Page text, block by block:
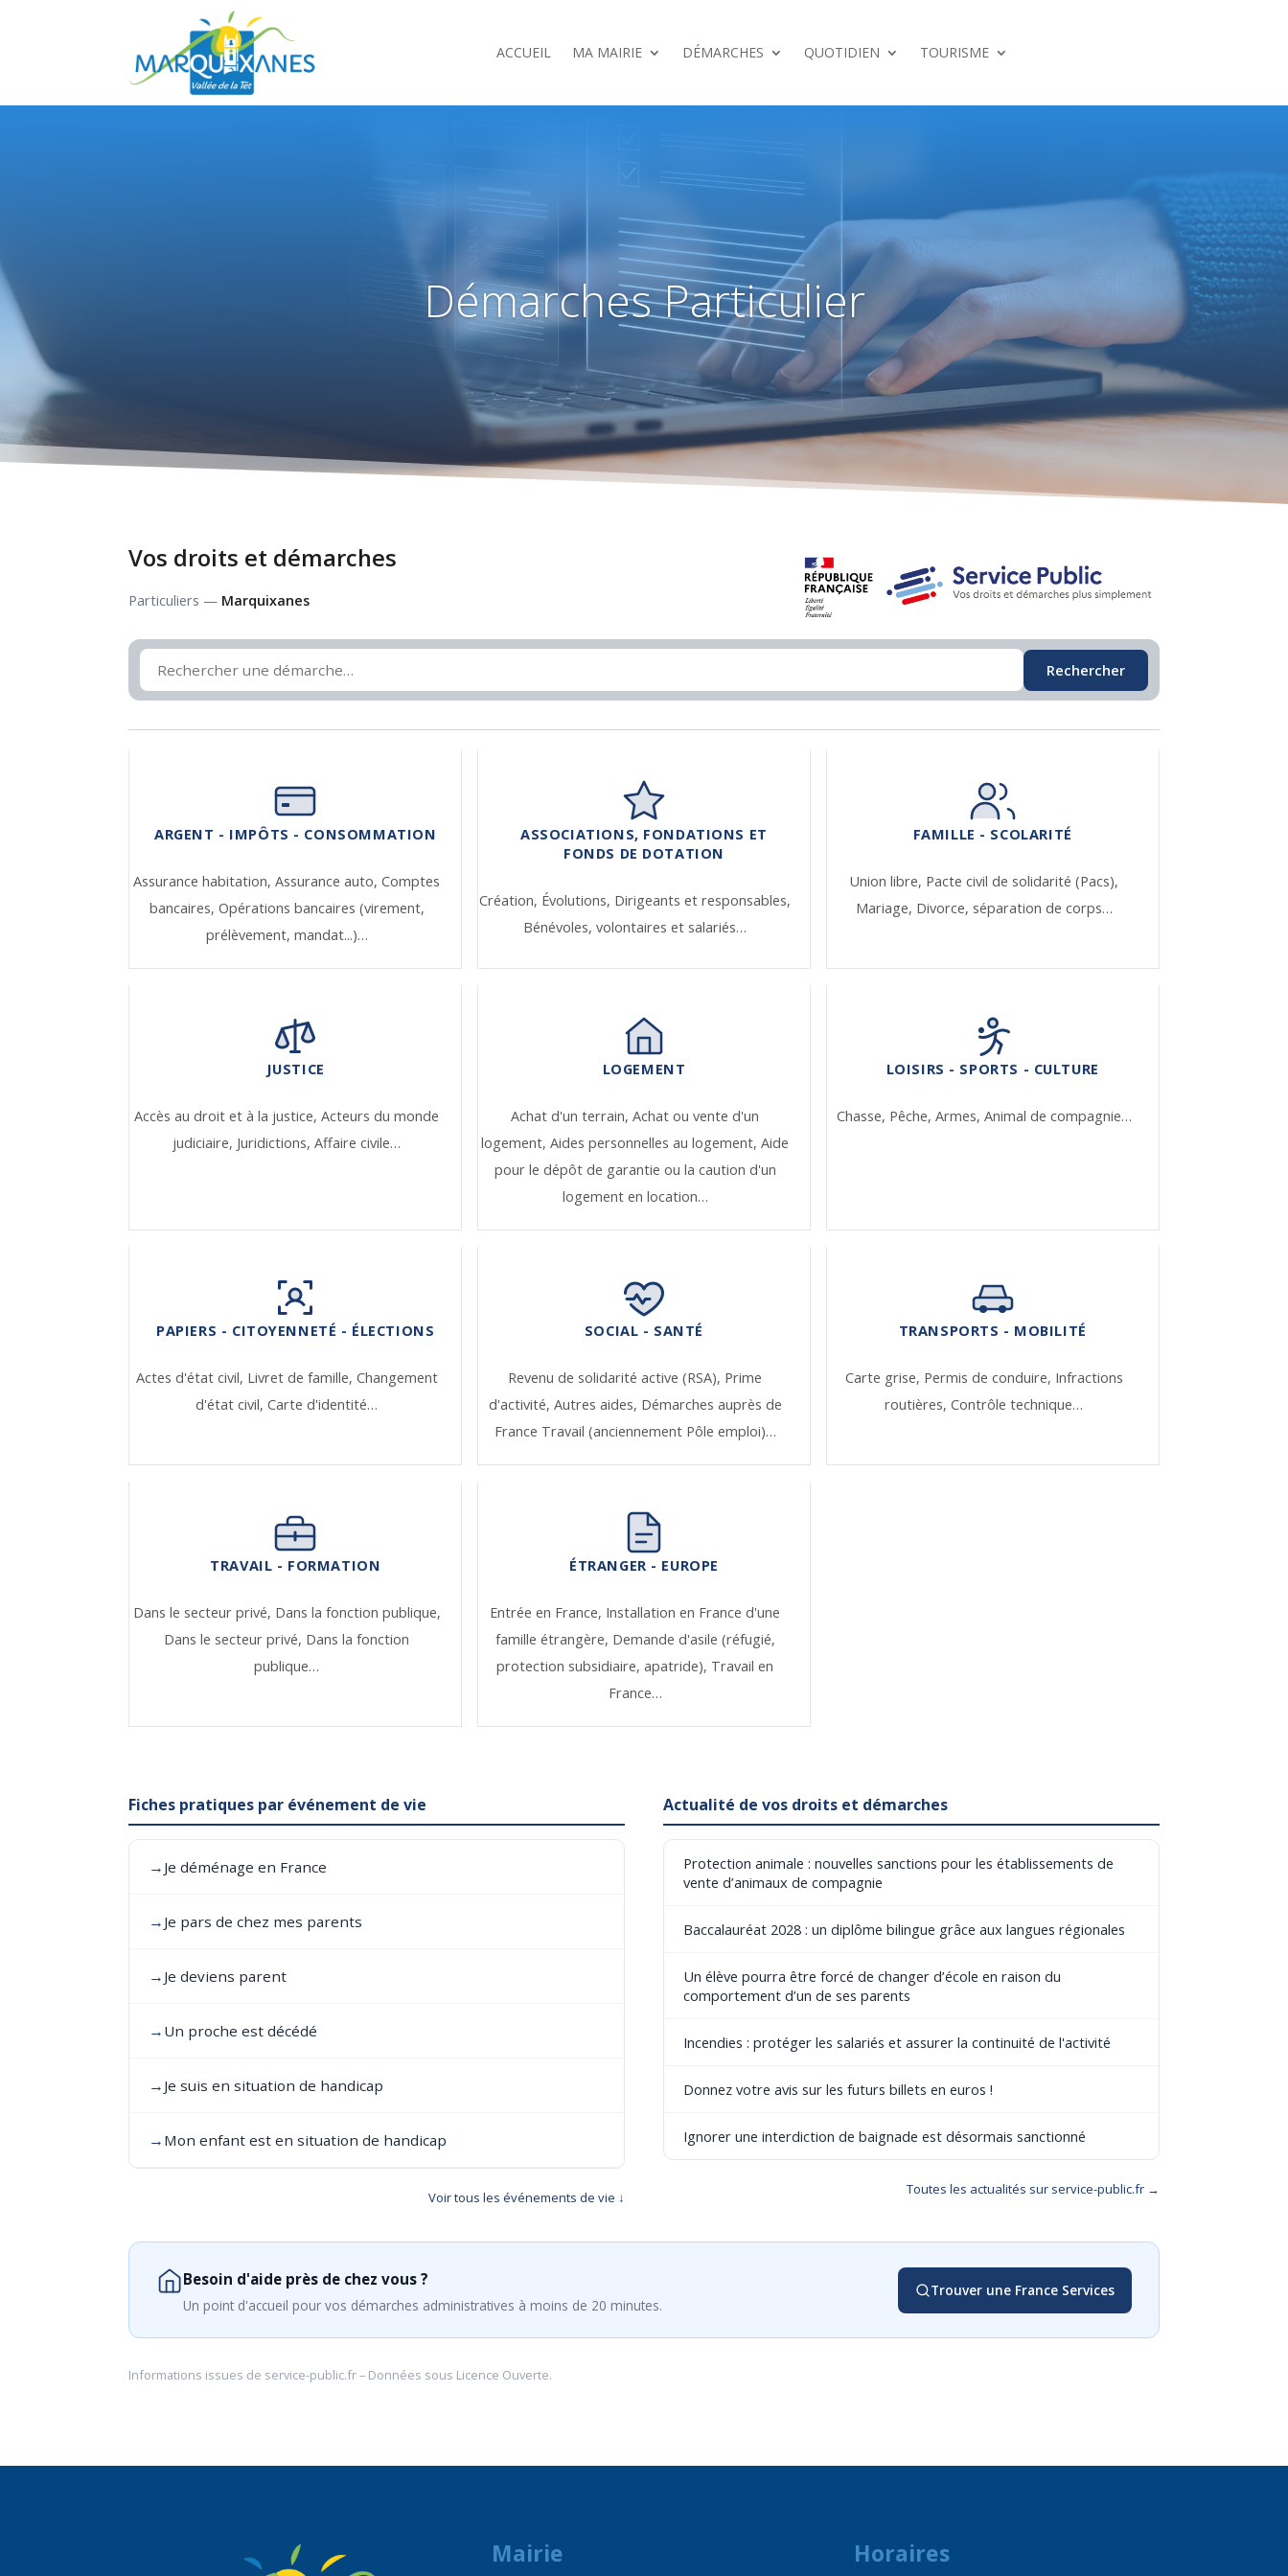
ACCUEIL MA MAIRIE DÉMARCHES QUOTIDIEN TOURISME
Démarches Particulier
Vos droits et démarches
Particuliers — Marquixanes
Rechercher
ARGENT - IMPÔTS - CONSOMMATION
Assurance habitation,Assurance auto,Comptes
bancaires, Opérations bancaires (virement,
prélèvement, mandat...)…
ASSOCIATIONS, FONDATIONS ET
FONDS DE DOTATION
Création, Évolutions, Dirigeants et responsables,
Bénévoles, volontaires et salariés…
FAMILLE - SCOLARITÉ
Union libre, Pacte civil de solidarité (Pacs),
Mariage, Divorce, séparation de corps…
JUSTICE
Accès au droit et à la justice,Acteurs du monde
judiciaire, Juridictions,Affaire civile…
LOGEMENT
Achat d'un terrain,Achat ou vente d'un
logement,Aides personnelles au logement,Aide
pour le dépôt de garantie ou la caution d'un
logement en location…
LOISIRS - SPORTS - CULTURE
Chasse, Pêche, Armes, Animal de compagnie…
PAPIERS - CITOYENNETÉ - ÉLECTIONS
Actes d'état civil, Livret de famille, Changement
d'état civil,Carte d'identité…
SOCIAL - SANTÉ
Revenu de solidarité active (RSA), Prime
d'activité, Autres aides, Démarches auprès de
France Travail (anciennement Pôle emploi)…
TRANSPORTS - MOBILITÉ
Carte grise, Permis de conduire, Infractions
routières,Contrôle technique…
TRAVAIL - FORMATION
Dans le secteur privé, Dans la fonction publique,
Dans le secteur privé, Dans la fonction
publique…
ÉTRANGER - EUROPE
Entrée en France, Installation en France d'une
famille étrangère, Demande d'asile (réfugié,
protection subsidiaire, apatride), Travail en
France…
Fiches pratiques par événement de vie
→ Je déménage en France
→ Je pars de chez mes parents
→ Je deviens parent
→ Un proche est décédé
→ Je suis en situation de handicap
→ Mon enfant est en situation de handicap
Voir tous les événements de vie ↓
Actualité de vos droits et démarches
Protection animale : nouvelles sanctions pour les établissements de
vente d’animaux de compagnie
Baccalauréat 2028 : un diplôme bilingue grâce aux langues régionales
Un élève pourra être forcé de changer d’école en raison du
comportement d’un de ses parents
Incendies : protéger les salariés et assurer la continuité de l'activité
Donnez votre avis sur les futurs billets en euros !
Ignorer une interdiction de baignade est désormais sanctionné
Toutes les actualités sur service-public.fr →
Besoin d'aide près de chez vous ?
Un point d'accueil pour vos démarches administratives à moins de 20 minutes.
Trouver une France Services
Informations issues de service-public.fr– Données sous Licence Ouverte.
Mairie Horaires